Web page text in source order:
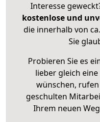
Interesse
kostenlose und
die innerhalb von
Sie
Probieren Sie es
lieber gleich eine
wünschen,
geschulten
Ihrem neuen